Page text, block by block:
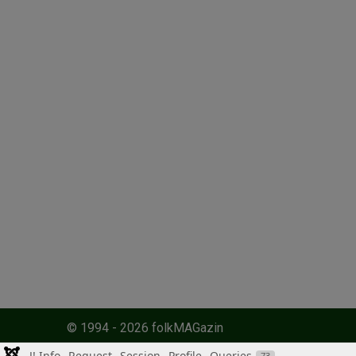
© 1994 - 2026 folkMAGazin